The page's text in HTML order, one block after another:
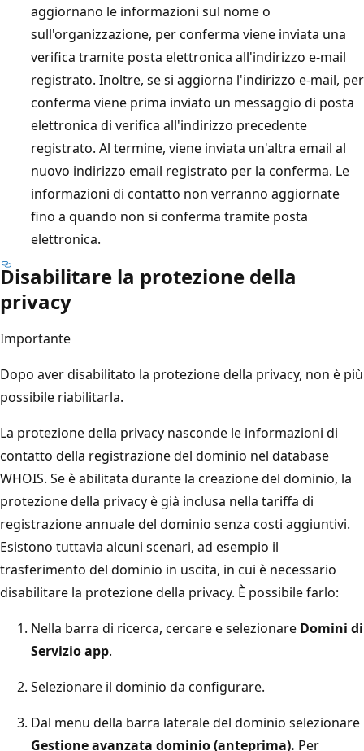
aggiornano le informazioni sul nome o
sull'organizzazione, per conferma viene inviata una
verifica tramite posta elettronica all'indirizzo e-mail
registrato. Inoltre, se si aggiorna l'indirizzo e-mail, per
conferma viene prima inviato un messaggio di posta
elettronica di verifica all'indirizzo precedente
registrato. Al termine, viene inviata un'altra email al
nuovo indirizzo email registrato per la conferma. Le
informazioni di contatto non verranno aggiornate
fino a quando non si conferma tramite posta
elettronica.
Disabilitare la protezione della
privacy
Importante
Dopo aver disabilitato la protezione della privacy, non è più
possibile riabilitarla.
La protezione della privacy nasconde le informazioni di
contatto della registrazione del dominio nel database
WHOIS. Se è abilitata durante la creazione del dominio, la
protezione della privacy è già inclusa nella tariffa di
registrazione annuale del dominio senza costi aggiuntivi.
Esistono tuttavia alcuni scenari, ad esempio il
trasferimento del dominio in uscita, in cui è necessario
disabilitare la protezione della privacy. È possibile farlo:
Nella barra di ricerca, cercare e selezionare Domini di
Servizio app.
Selezionare il dominio da configurare.
Dal menu della barra laterale del dominio selezionare
Gestione avanzata dominio (anteprima). Per